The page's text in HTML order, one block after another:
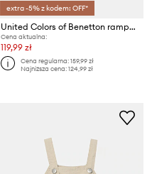
extra -5% z kodem: OFF*
United Colors of Benetton rampers niemowlęcy z lnem
Cena aktualna:
119,99 zł
Cena regularna:159,99 zł
Najniższa cena:124,99 zł